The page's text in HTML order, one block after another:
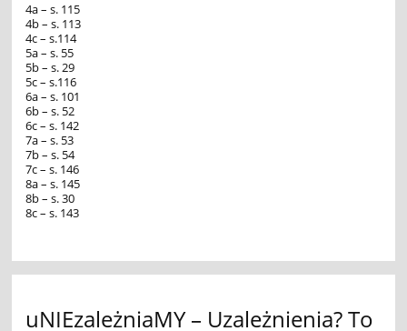
4a – s. 115
4b – s. 113
4c – s.114
5a – s. 55
5b – s. 29
5c – s.116
6a – s. 101
6b – s. 52
6c – s. 142
7a – s. 53
7b – s. 54
7c – s. 146
8a – s. 145
8b – s. 30
8c – s. 143
uNIEzależniaMY – Uzależnienia? To